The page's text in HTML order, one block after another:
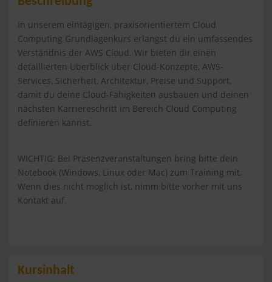
In unserem eintägigen, praxisorientiertem Cloud
Computing Grundlagenkurs erlangst du ein umfassendes
Verständnis der AWS Cloud. Wir bieten dir einen
detaillierten Überblick über Cloud-Konzepte, AWS-
Services, Sicherheit, Architektur, Preise und Support,
damit du deine Cloud-Fähigkeiten ausbauen und deinen
nächsten Karriereschritt im Bereich Cloud Computing
definieren kannst.
WICHTIG: Bei Präsenzveranstaltungen bring bitte dein
Notebook (Windows, Linux oder Mac) zum Training mit.
Wenn dies nicht möglich ist, nimm bitte vorher mit uns
Kontakt auf.
Kursinhalt